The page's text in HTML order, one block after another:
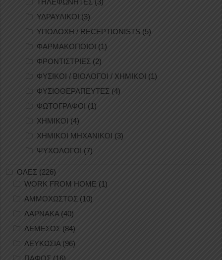
ΥΔΡΑΥΛΙΚΟΙ (3)
ΥΠΟΔΟΧΗ / RECEPTIONISTS (5)
ΦΑΡΜΑΚΟΠΟΙΟΙ (1)
ΦΡΟΝΤΙΣΤΡΙΕΣ (2)
ΦΥΣΙΚΟΙ / ΒΙΟΛΟΓΟΙ / ΧΗΜΙΚΟΙ (1)
ΦΥΣΙΟΘΕΡΑΠΕΥΤΕΣ (4)
ΦΩΤΟΓΡΑΦΟΙ (1)
ΧΗΜΙΚΟΙ (4)
ΧΗΜΙΚΟΙ ΜΗΧΑΝΙΚΟΙ (3)
ΨΥΧΟΛΟΓΟΙ (7)
ΟΛΕΣ (226)
WORK FROM HOME (1)
ΑΜΜΟΧΩΣΤΟΣ (10)
ΛΑΡΝΑΚΑ(40)
ΛΕΜΕΣΟΣ (84)
ΛΕΥΚΩΣΙΑ (96)
ΠΑΦΟΣ (16)